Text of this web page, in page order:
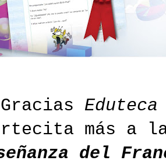
Gracias Eduteca
más a
del